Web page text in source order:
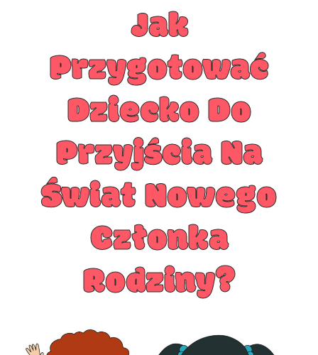
Jak
Przygotować
Dziecko Do
Przyjścia Na
Świat Nowego
Członka
Rodziny?